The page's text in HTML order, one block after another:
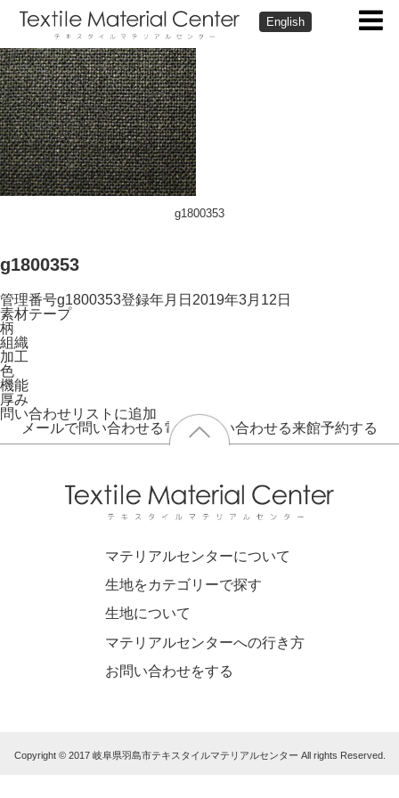
English
g1800353
g1800353
管理番号g1800353登録年月日 2019年3月12日
素材テープ
柄
組織
加工
色
機能
厚み
問い合わせリストに追加
メールで問い合わせる電話で問い合わせる来館予約する
マテリアルセンターについて
生地をカテゴリーで探す
生地について
マテリアルセンターへの行き方
お問い合わせをする
Copyright © 2017 岐阜県羽島市テキスタイルマテリアルセンター All rights Reserved.